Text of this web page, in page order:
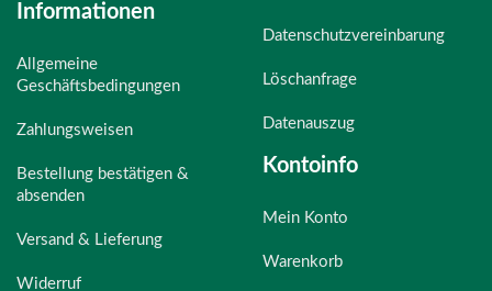
Informationen
Allgemeine
Geschäftsbedingungen
Zahlungsweisen
Bestellung bestätigen &
absenden
Versand & Lieferung
Widerruf
Datenschutzvereinbarung
Löschanfrage
Datenauszug
Kontoinfo
Mein Konto
Warenkorb